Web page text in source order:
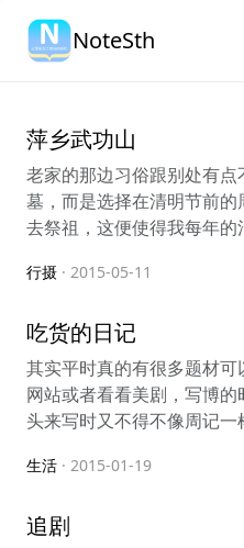
NoteSth
萍乡武功山
老家的那边习俗跟别处有
墓，而是选择在清明节前
去祭祖，这便使得我每年的
行摄 · 2015-05-11
吃货的日记
其实平时真的有很多题材
网站或者看看美剧，写博
头来写时又不得不像周记一
生活 · 2015-01-19
追剧